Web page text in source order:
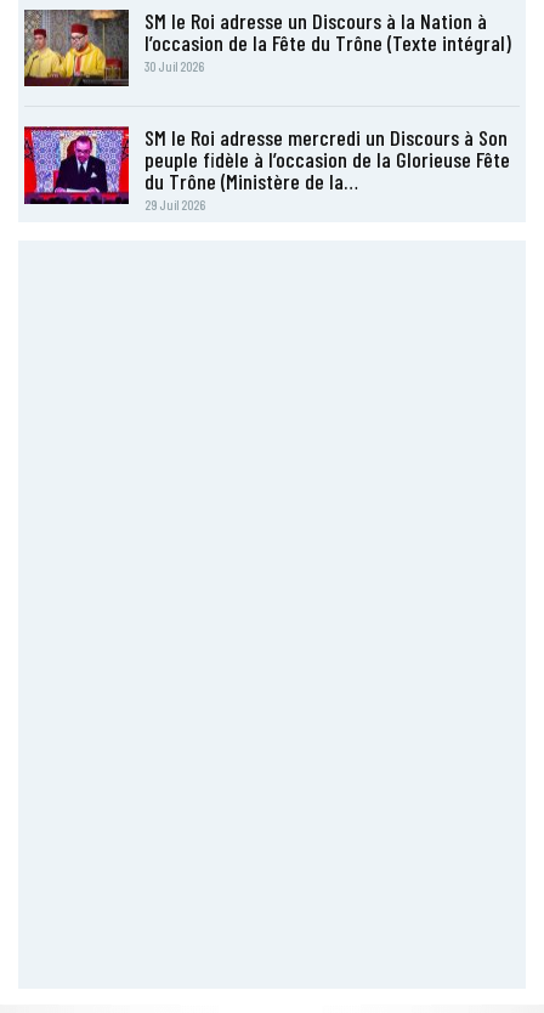
SM le Roi adresse un Discours à la Nation à
l’occasion de la Fête du Trône (Texte intégral)
30 Juil 2026
SM le Roi adresse mercredi un Discours à Son
peuple fidèle à l’occasion de la Glorieuse Fête
du Trône (Ministère de la…
29 Juil 2026